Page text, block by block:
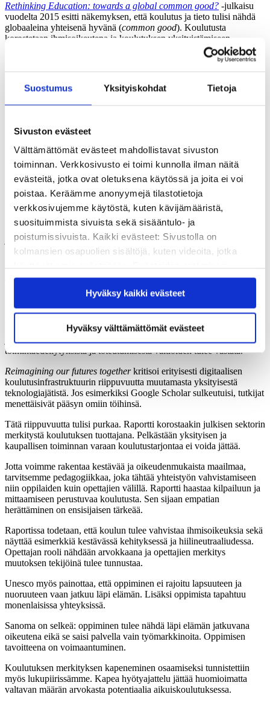
Suostumus Yksityiskohdat Tietoja
Sivuston evästeet
Välttämättömät evästeet mahdollistavat sivuston
toiminnan. Verkkosivusto ei toimi kunnolla ilman näitä
evästeitä, jotka ovat oletuksena käytössä ja joita ei voi
poistaa. Keräämme anonyymejä tilastotietoja
verkkosivujemme käytöstä, kuten kävijämääristä,
suosituimmista sivuista sekä sisääntulo- ja
poistumissivuista. Kaikki evästeet: Sivustolla on
kolmansien osapuolien sisältöjä, kuten videoita, jotka
saattaa estää näiden sisältöjen näkymisen.
Hyväksymällä kaikki evästeet varmistat, että kaikki
sisältö on käytettävissäsi.
Hyväksy kaikki evästeet
Hyväksy välttämättömät evästeet
Rethinking Education: towards a global common good? -julkaisu
vuodelta 2015 esitti näkemyksen, että koulutus ja tieto tulisi nähdä
globaaleina yhteisenä hyvänä (common good). Koulutusta
korostetaan ihmisoikeutena ja koulutuksen yksityistämiseen
tausta-ajatuksena on, että maailma on aiempaa monimutkaisempi ja
epävarmempi.
ovat välttämättömiä. Nämä arvot sanoitetaan raportissa selkeästi ja
niihin on sivistystoimijana helppoa sitoutua.
Yhteistyötä rakennetaan myös kesällä 2022 järjestettävässä Unescon
CONFINTEA VII -konferenssissa. Tapahtumassa linjataan
aikuiskoulutuksen ja elinikäisen oppimisen seuraavaa kahtatoista
vuotta.
Odotettavissa on, että
Reimagining our futures together
keskeinen sanoma tulee heijastumaan vahvasti konferenssin
julkilausumaan (ns. Marraskesh Framework for Action).
varjeltava
Raportissa kehotetaan luomaan uusi koulutuksen
yhteiskuntasopimus (a new social contract fo education) ja tuotetaan
visio siitä, millainen sen tulisi olla. Koulutus käsitetään edelleen
julkisena, yhteisenä hyvänä (common good), jonka parhaista
toimintaedellytyksistä ja toteutumisesta valtioiden tulee vastata.
Reimagining our futures togetherkritisoi erityisesti digitaalisen
koulutusinfrastruktuurin riippuvuutta muutamasta yksityisestä
teknologiajätistä. Jos esimerkiksi Google Scholar sulkeutuisi, tutkijat
menettäisivät pääsyn omiin töihinsä.
Tätä riippuvuutta tulisi purkaa. Raportti korostaakin julkisen sektorin
merkitystä koulutuksen tuottajana. Pelkästään yksityisen ja
kaupallisen toiminnan varaan koulutustarjontaa ei voida jättää.
Jotta voimme rakentaa kestävää ja oikeudenmukaista maailmaa,
tarvitsemme pedagogiikkaa, joka tähtää yhteistyön vahvistamiseen
niin oppilaiden kuin opettajien välillä. Raportti haastaa kilpailuun ja
mittaamiseen perustuvaa koulutusta. Sen sijaan empatian
herättäminen on ensisijaisen tärkeää.
Raportissa todetaan, että koulun tulee vahvistaa ihmisoikeuksia sekä
näyttää esimerkkiä kestävässä kehityksessä ja hiilineutraaliudessa.
Opettajan rooli nähdään arvokkaana ja opettajien merkitys
muutoksen tekijöinä tulee tunnustaa.
Unesco myös painottaa, että oppiminen ei rajoitu lapsuuteen ja
nuoruuteen vaan jatkuu läpi elämän. Lisäksi oppimista tapahtuu
monenlaisissa yhteyksissä.
Sanoma on selkeä: oppiminen tulee nähdä läpi elämän jatkuvana
oikeutena eikä se saisi palvella vain työmarkkinoita. Oppimisen
tavoitteena on voimaantuminen.
Koulutuksen merkityksen kapeneminen osaamiseksi tunnistettiin
myös lukupiirissämme. Kapea hyötyajattelu jättää huomioimatta
valtavan määrän arvokasta potentiaalia aikuiskoulutuksessa.